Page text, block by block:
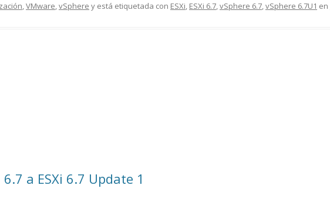
,VMware,vSphere y está etiquetada con ESXi, ESXi 6.7,vSphere 6.7,vSphere 6.7U1 en
a ESXi 6.7 Update 1